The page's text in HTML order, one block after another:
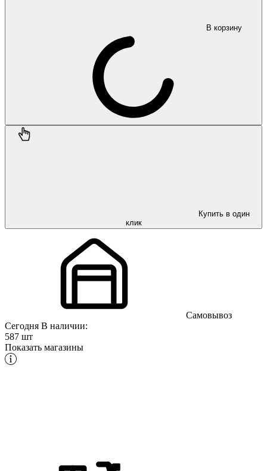
В корзину
Купить в один
клик
Самовывоз
Сегодня В наличии:
587 шт
Показать магазины